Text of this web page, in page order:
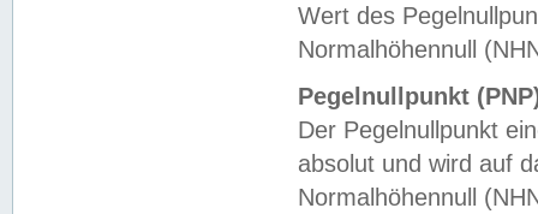
Wert des
Normalhöhennull
Pegelnullpunkt
Der Pegelnullpunkt
absolut und wird auf
Normalhöhennull